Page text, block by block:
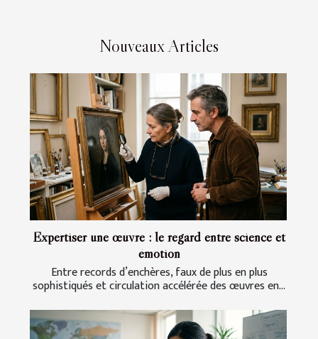
Nouveaux Articles
Expertiser une œuvre : le regard entre science et
émotion
Entre records d’enchères, faux de plus en plus
sophistiqués et circulation accélérée des œuvres en...